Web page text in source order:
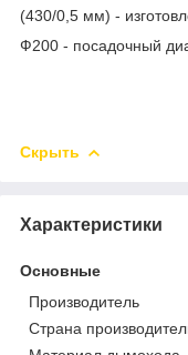
(430/0,5 мм) -
Ф200 - посадочный
Скрыть
Характеристики
Основные
Производитель
Страна